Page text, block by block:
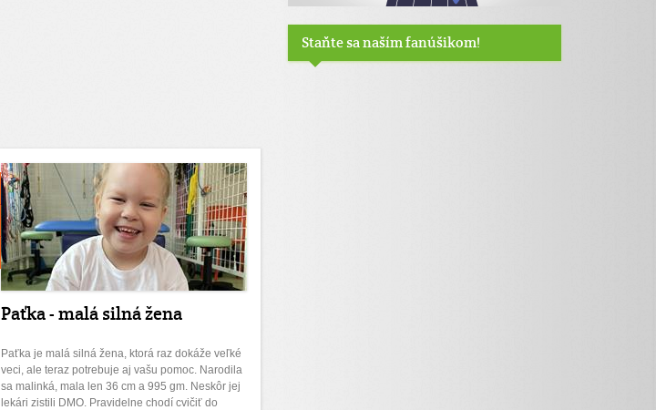
Paťka - malá silná žena
Paťka je malá silná žena, ktorá raz dokáže veľké
veci, ale teraz potrebuje aj vašu pomoc. Narodila
sa malinká, mala len 36 cm a 995 gm. Neskôr jej
lekári zistili DMO. Pravidelne chodí cvičiť do
Staňte sa naším fanúšikom!